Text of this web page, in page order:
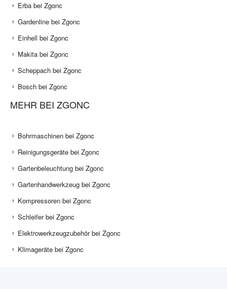
Erba bei Zgonc
Gardenline bei Zgonc
Einhell bei Zgonc
Makita bei Zgonc
Scheppach bei Zgonc
Bosch bei Zgonc
MEHR BEI ZGONC
Bohrmaschinen bei Zgonc
Reinigungsgeräte bei Zgonc
Gartenbeleuchtung bei Zgonc
Gartenhandwerkzeug bei Zgonc
Kompressoren bei Zgonc
Schleifer bei Zgonc
Elektrowerkzeugzubehör bei Zgonc
Klimageräte bei Zgonc